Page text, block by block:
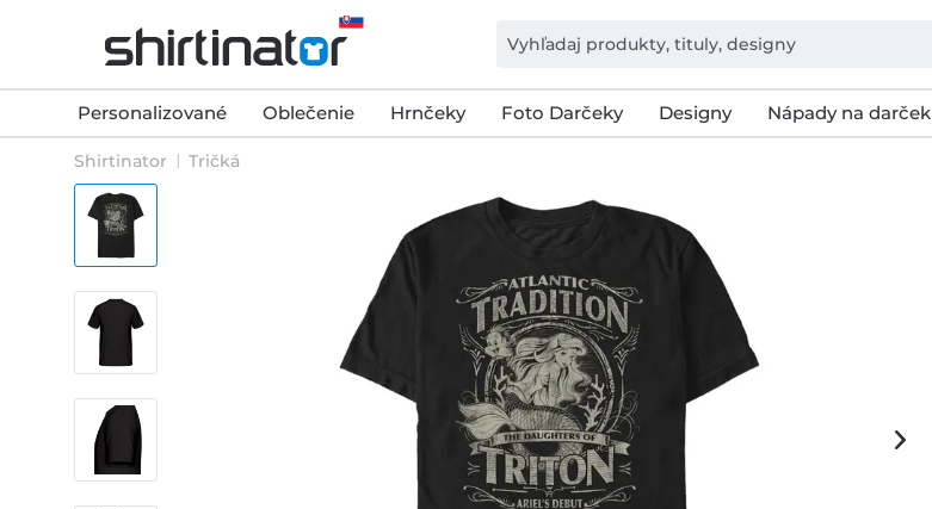
Personalizované Oblečenie Hrnčeky Foto Darčeky Designy Nápady na darček
Shirtinator Tričká